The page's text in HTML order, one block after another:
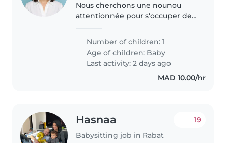
Nous cherchons une nounou
attentionnée pour s'occuper de
Vous devez être à l'aise avec la
cuisine et les tâches ménagères.
Maîtrise de l'arabe et du..
Number of children: 1
Age of children: Baby
Last activity: 2 days ago
MAD 10.00/hr
Hasnaa
Babysitting job in Rabat
19